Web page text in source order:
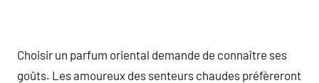
Choisir un parfum oriental demande de connaître ses
goûts. Les amoureux des senteurs chaudes préfèreront